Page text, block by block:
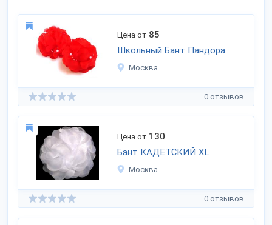
Цена от 85
Школьный Бант Пандора
Москва
0 отзывов
Цена от 130
Бант КАДЕТСКИЙ XL
Москва
0 отзывов